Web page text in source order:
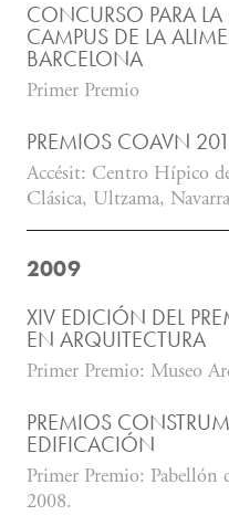
CONCURSO PARA
CAMPUS DE LA
BARCELONA
Primer Premio
PREMIOS COAVN
Accésit: Centro Hípico
Clásica, Ultzama,
2009
XIV EDICIÓN DEL
EN ARQUITECTURA
Primer Premio: Museo
PREMIOS
EDIFICACIÓN
Primer Premio: Pabellón
2008.